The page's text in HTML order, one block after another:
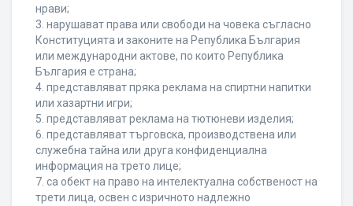
нрави;
3. нарушават права или свободи на човека съгласно
Конституцията и законите на Република България
или международни актове, по които Република
България е страна;
4. представляват пряка реклама на спиртни напитки
или хазартни игри;
5. представляват реклама на тютюневи изделия;
6. представляват търговска, производствена или
служебна тайна или друга конфиденциална
информация на трето лице;
7. са обект на право на интелектуална собственост на
трети лица, освен с изричното надлежно